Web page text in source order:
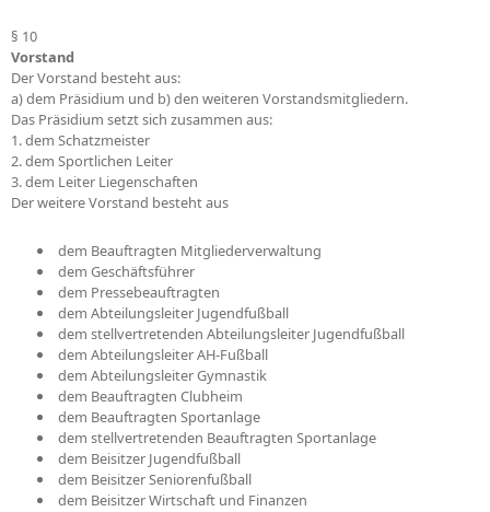
§ 10
Vorstand
Der Vorstand besteht aus:
a) dem Präsidium und b) den weiteren Vorstandsmitgliedern.
Das Präsidium setzt sich zusammen aus:
1. dem Schatzmeister
2. dem Sportlichen Leiter
3. dem Leiter Liegenschaften
Der weitere Vorstand besteht aus
 dem Beauftragten Mitgliederverwaltung
 dem Geschäftsführer
 dem Pressebeauftragten
 dem Abteilungsleiter Jugendfußball
 dem stellvertretenden Abteilungsleiter Jugendfußball
 dem Abteilungsleiter AH-Fußball
 dem Abteilungsleiter Gymnastik
 dem Beauftragten Clubheim
 dem Beauftragten Sportanlage
 dem stellvertretenden Beauftragten Sportanlage
 dem Beisitzer Jugendfußball
 dem Beisitzer Seniorenfußball
 dem Beisitzer Wirtschaft und Finanzen